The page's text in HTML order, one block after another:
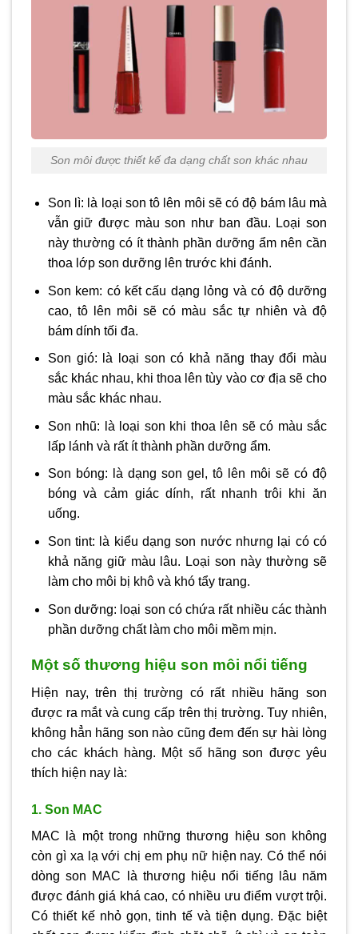
Son môi được thiết kế đa dạng chất son khác nhau
Son lì: là loại son tô lên môi sẽ có độ bám lâu mà
vẫn giữ được màu son như ban đầu. Loại son
này thường có ít thành phần dưỡng ẩm nên cần
thoa lớp son dưỡng lên trước khi đánh.
Son kem: có kết cấu dạng lỏng và có độ dưỡng
cao, tô lên môi sẽ có màu sắc tự nhiên và độ
bám dính tối đa.
Son gió: là loại son có khả năng thay đổi màu
sắc khác nhau, khi thoa lên tùy vào cơ địa sẽ cho
màu sắc khác nhau.
Son nhũ: là loại son khi thoa lên sẽ có màu sắc
lấp lánh và rất ít thành phần dưỡng ẩm.
Son bóng: là dạng son gel, tô lên môi sẽ có độ
bóng và cảm giác dính, rất nhanh trôi khi ăn
uống.
Son tint: là kiểu dạng son nước nhưng lại có có
khả năng giữ màu lâu. Loại son này thường sẽ
làm cho môi bị khô và khó tẩy trang.
Son dưỡng: loại son có chứa rất nhiều các thành
phần dưỡng chất làm cho môi mềm mịn.
Một số thương hiệu son môi nổi tiếng
Hiện nay, trên thị trường có rất nhiều hãng son
được ra mắt và cung cấp trên thị trường. Tuy nhiên,
không hẳn hãng son nào cũng đem đến sự hài lòng
cho các khách hàng. Một số hãng son được yêu
thích hiện nay là:
1. Son MAC
MAC là một trong những thương hiệu son không
còn gì xa lạ với chị em phụ nữ hiện nay. Có thể nói
dòng son MAC là thương hiệu nổi tiếng lâu năm
được đánh giá khá cao, có nhiều ưu điểm vượt trội.
Có thiết kế nhỏ gọn, tinh tế và tiện dụng. Đặc biệt